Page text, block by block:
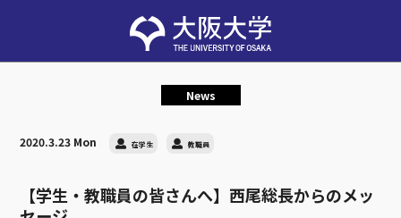
News
2020.3.23 Mon 在学生 教職員
【学生・教職員の皆さんへ】西尾総長からのメッ